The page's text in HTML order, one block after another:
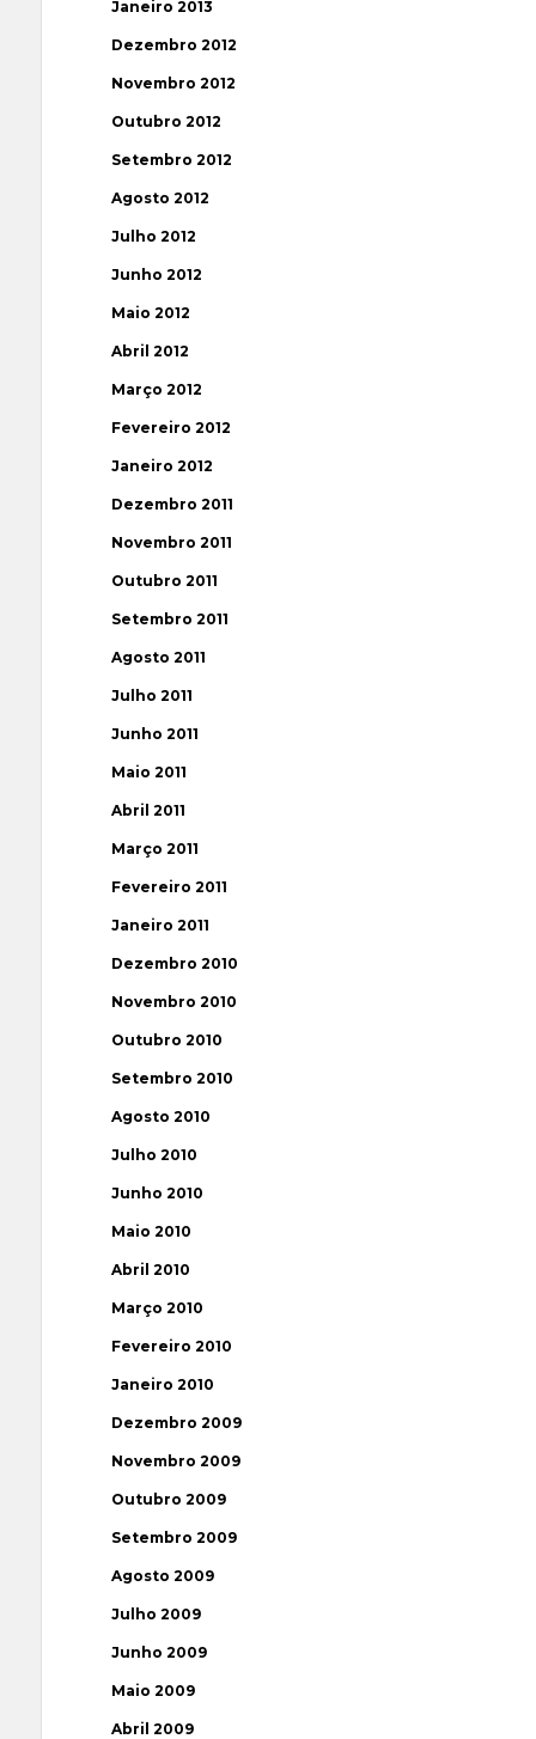
Janeiro 2013
Dezembro 2012
Novembro 2012
Outubro 2012
Setembro 2012
Agosto 2012
Julho 2012
Junho 2012
Maio 2012
Abril 2012
Março 2012
Fevereiro 2012
Janeiro 2012
Dezembro 2011
Novembro 2011
Outubro 2011
Setembro 2011
Agosto 2011
Julho 2011
Junho 2011
Maio 2011
Abril 2011
Março 2011
Fevereiro 2011
Janeiro 2011
Dezembro 2010
Novembro 2010
Outubro 2010
Setembro 2010
Agosto 2010
Julho 2010
Junho 2010
Maio 2010
Abril 2010
Março 2010
Fevereiro 2010
Janeiro 2010
Dezembro 2009
Novembro 2009
Outubro 2009
Setembro 2009
Agosto 2009
Julho 2009
Junho 2009
Maio 2009
Abril 2009